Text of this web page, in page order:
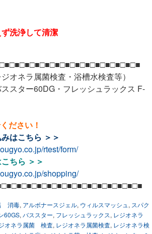
洗浄して清潔
オネラ属菌検査・浴槽水検査等）
ススター60DG・フレッシュラックス F-
ださい！
はこちら ＞＞
rtest/form/
こちら ＞＞
shopping/
消毒, アルボナースジェル, ウィルスマッシュ , スパク
60GS, バススター, フレッシュラックス, レジオネラ
オネラ属菌 検査, レジオネラ属菌検査, レジオネラ検